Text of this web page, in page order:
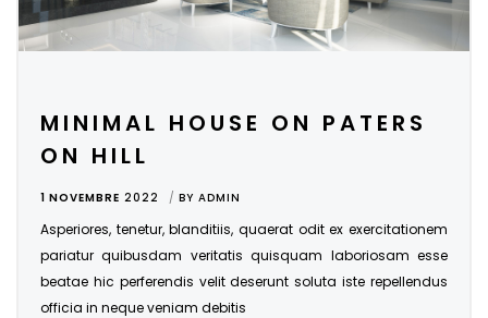
MINIMAL HOUSE ON PATERS
ON HILL
1 NOVEMBRE 2022 BY ADMIN
Asperiores, tenetur, blanditiis, quaerat odit ex exercitationem
pariatur quibusdam veritatis quisquam laboriosam esse
beatae hic perferendis velit deserunt soluta iste repellendus
officia in neque veniam debitis